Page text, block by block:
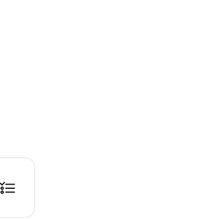
없습니다. * 티켓은 날짜가 정해져 있지 않으므로